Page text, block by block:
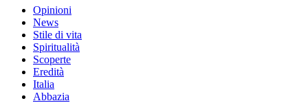
Opinioni
News
Stile di vita
Spiritualità
Scoperte
Eredità
Italia
Abbazia